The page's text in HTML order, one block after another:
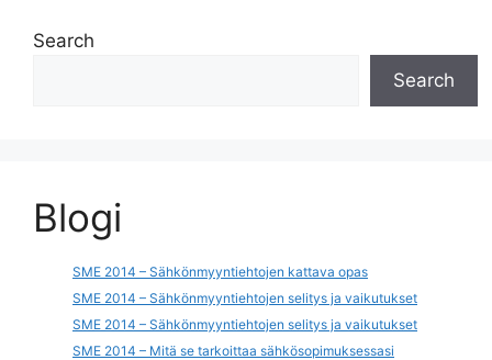
Search
Search
Blogi
SME 2014 – Sähkönmyyntiehtojen kattava opas
SME 2014 – Sähkönmyyntiehtojen selitys ja vaikutukset
SME 2014 – Sähkönmyyntiehtojen selitys ja vaikutukset
SME 2014 – Mitä se tarkoittaa sähkösopimuksessasi